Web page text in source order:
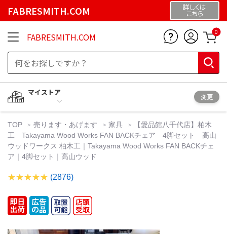
FABRESMITH.COM 詳しくは
こちら
FABRESMITH.COM 0
マイストア
変更
TOP 売ります・あげます 家具
【愛品館八千代店】柏木
工 Takayama Wood Works FAN BACKチェア 4脚セット 高山
ウッドワークス 柏木工｜Takayama Wood Works FAN BACKチェ
ア｜4脚セット｜高山ウッド
(2876)